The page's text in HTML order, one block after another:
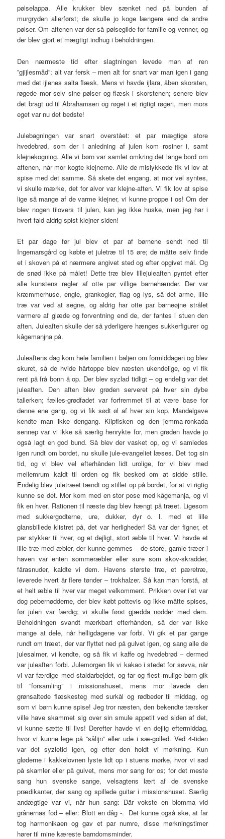
pølselappa. Alle krukker blev sænket ned på bunden af
murgryden allerførst; de skulle jo koge længere end de andre
pølser. Om aftenen var der så pølsegilde for familie og venner, og
der blev gjort et mægtigt indhug i beholdningen.
Den nærmeste tid efter slagtningen levede man af ren
”gjijlesmâd”; alt var fersk – men alt for snart var man igen i gang
med det ijlenes salta flæsk. Mens vi havde ijlara, åben skorsten,
røgede mor selv sine pølser og flæsk i skorstenen; senere blev
det bragt ud til Abrahamsen og røget i et rigtigt røgeri, men mors
eget var nu det bedste!
Julebagningen var snart overstået: et par mægtige store
hvedebrød, som der i anledning af julen kom rosiner i, samt
klejnekogning. Alle vi børn var samlet omkring det lange bord om
aftenen, når mor kogte klejnerne. Alle de mislykkede fik vi lov at
spise med det samme. Så skete det engang, at mor vel syntes,
vi skulle mærke, det for alvor var klejne-aften. Vi fik lov at spise
lige så mange af de varme klejner, vi kunne proppe i os! Om der
blev nogen tilovers til julen, kan jeg ikke huske, men jeg har i
hvert fald aldrig spist klejner siden!
Et par dage før jul blev et par af børnene sendt ned til
Ingemarsgård og købte et juletræ til 15 øre; de måtte selv finde
et i skoven på et nærmere angivet sted og efter opgivet mål. Og
de snød ikke på målet! Dette træ blev lillejuleaften pyntet efter
alle kunstens regler af otte par villige barnehænder. Der var
kræmmerhuse, engle, grankogler, flag og lys, så det arme, lille
træ var ved at segne, og aldrig har otte par barneøjne strålet
varmere af glæde og forventning end de, der fantes i stuen den
aften. Juleaften skulle der så yderligere hænges sukkerfigurer og
kâgemanjna på.
Juleaftens dag kom hele familien i baljen om formiddagen og blev
skuret, så de hvide hårtoppe blev næsten ukendelige, og vi fik
rent på frå bonn å op. Der blev syzlad tidligt – og endelig var det
juleaften. Den aften blev grøden serveret på hver sin dybe
tallerken; fælles-grødfadet var forfremmet til at være base for
denne ene gang, og vi fik sødt øl af hver sin kop. Mandelgave
kendte man ikke dengang. Klipfisken og den jemma-ronkada
sennep var vi ikke så særlig henrykte for, men grøden havde jo
også lagt en god bund. Så blev der vasket op, og vi samledes
igen rundt om bordet, nu skulle jule-evangeliet læses. Det tog sin
tid, og vi blev vel efterhånden lidt urolige, for vi blev med
mellemrum kaldt til orden og fik besked om at sidde stille.
Endelig blev juletræet tændt og stillet op på bordet, for at vi rigtig
kunne se det. Mor kom med en stor pose med kâgemanja, og vi
fik en hver. Rationen til næste dag blev hængt på træet. Ligesom
med sukkergodterne, ure, dukker, dyr o. l. med et lille
glansbillede klistret på, det var herligheder! Så var der figner, et
par stykker til hver, og et dejligt, stort æble til hver. Vi havde et
lille træ med æbler, der kunne gemmes – de store, gamle træer i
haven var enten sommeræbler eller sure som skov-skradder,
fårasnuder, kaldte vi dem. Havens største træ, et pæretræ,
leverede hvert år flere tønder – trokhalzer. Så kan man forstå, at
et helt æble til hver var meget velkomment. Prikken over i’et var
dog pebernødderne, der blev købt pottevis og ikke måtte spises,
før julen var færdig; vi skulle først gjædda nødder med dem.
Beholdningen svandt mærkbart efterhånden, så der var ikke
mange at dele, når helligdagene var forbi. Vi gik et par gange
rundt om træet, der var flyttet ned på gulvet igen, og sang alle de
julesalmer, vi kendte, og så fik vi kaffe og hvedebrød – dermed
var juleaften forbi. Julemorgen fik vi kakao i stedet for søvva, når
vi var færdige med staldarbejdet, og far og flest mulige børn gik
til ”forsamling” i missionshuset, mens mor lavede den
grønsaltede flæskesteg med surkål og rødbeder til middag, og
som vi børn kunne spise! Jeg tror næsten, den bekendte tærsker
ville have skammet sig over sin smule appetit ved siden af det,
vi kunne sætte til livs! Derefter havde vi en dejlig eftermiddag,
hvor vi kunne lege på ”sâlijn” eller ude i sæ-golled. Ved 4-tiden
var det syzletid igen, og efter den holdt vi mørkning. Kun
gløderne i kakkelovnen lyste lidt op i stuens mørke, hvor vi sad
på skamler eller på gulvet, mens mor sang for os; for det meste
sang hun svenske sange, velsagtens lært af de svenske
prædikanter, der sang og spillede guitar i missionshuset. Særlig
andægtige var vi, når hun sang: Där vokste en blomma vid
grânernas fod – eller: Blott en dâg -. Det kunne også ske, at far
tog harmonikaen og gav et par numre, disse mørkningstimer
hører til mine kæreste barndomsminder.